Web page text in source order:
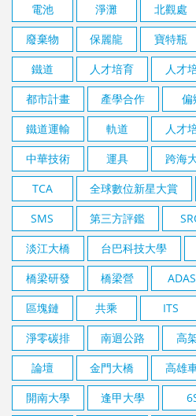
電池
淨灘 北觀處
廢棄物
保麗龍 寶特瓶
鐵道
人才培育 人才
都市計畫
產學合作 偏
鐵道運輸
軌道 人才
中華技術
運具 跨海
TCA
全球數位新星大賞
SMS
第三方評鑑
淡江大橋
台巴科技大學
橋梁研發
橋梁營 ADAS
區塊鏈
共乘 ITS
淨零碳排
南迴公路 高
論壇
金門大橋 高雄
開南大學
逢甲大學